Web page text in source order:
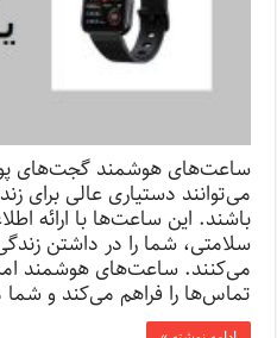
ساعت‌های هوشمند گجت‌های
می‌توانند دستیاری عالی برای
باشند. این ساعت‌ها با ارائه
سلامتی، شما را در داشتن
می‌کنند. ساعت‌های هوشمند
تماس‌ها را فراهم می‌کند و شما